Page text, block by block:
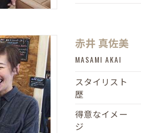
赤井 真佐美
MASAMI AKAI
スタイリスト
歴
得意なイメー
ジ